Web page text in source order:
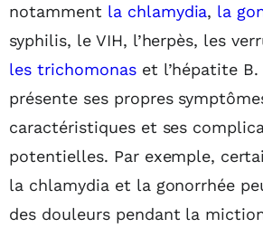
notamment la chlamydia, la
syphilis, le VIH, l’herpès, les
les trichomonaset l’hépatite B.
présente ses propres
caractéristiques et ses
potentielles. Par exemple,
la chlamydia et la gonorrhée
des douleurs pendant la